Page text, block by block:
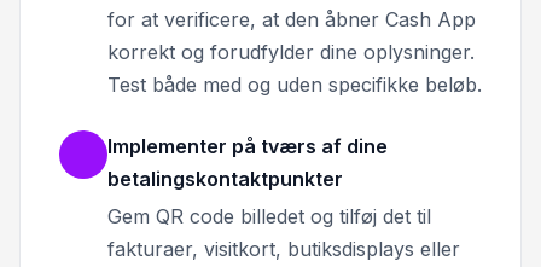
for at verificere, at den åbner Cash App
korrekt og forudfylder dine oplysninger.
Test både med og uden specifikke beløb.
Implementer på tværs af dine
betalingskontaktpunkter
Gem QR code billedet og tilføj det til
fakturaer, visitkort, butiksdisplays eller